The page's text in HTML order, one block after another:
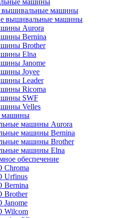
машины
вышивальные машины
вышивальные машины
Aurora
Bernina
Brother
Elna
Janome
Joyee
Leader
Ricoma
SWF
Velles
машины
машины Aurora
машины Bernina
машины Brother
машины Elna
обеспечение
Urfinus
Brother
Wilcom